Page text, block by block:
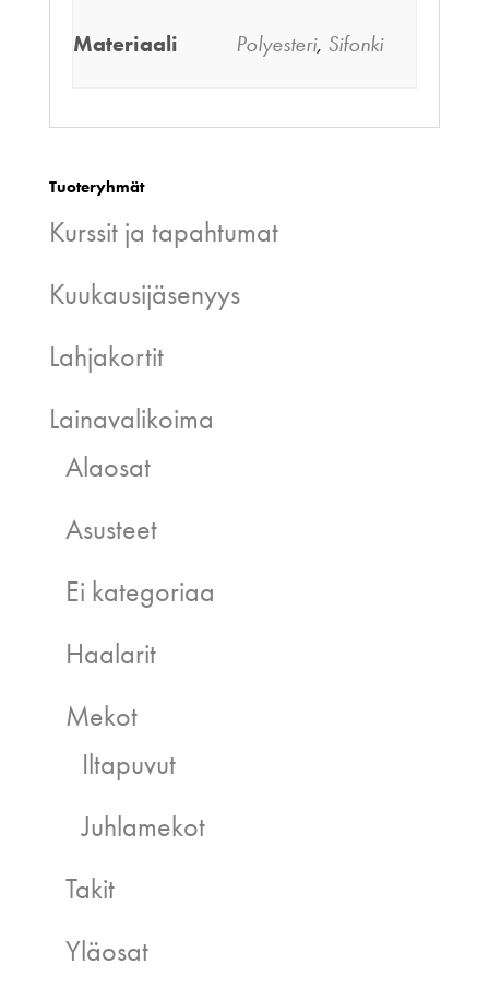
Materiaali Polyesteri, Sifonki
Tuoteryhmät
Kurssit ja tapahtumat
Kuukausijäsenyys
Lahjakortit
Lainavalikoima
Alaosat
Asusteet
Ei kategoriaa
Haalarit
Mekot
Iltapuvut
Juhlamekot
Takit
Yläosat